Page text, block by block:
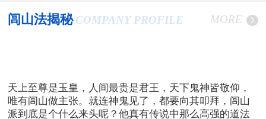
闾山法揭秘 COMPANY PROFILE MORE
天上至尊是玉皇，人间最贵是君王，天下鬼神皆敬仰，
唯有闾山做主张。就连神鬼见了，都要向其叩拜，闾山
派到底是个什么来头呢？他真有传说中那么高强的道法